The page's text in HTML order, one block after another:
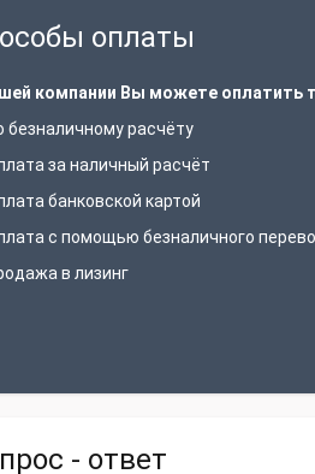
оплаты
компании Вы можете оплатить
безналичному расчёту
за наличный расчёт
банковской картой
с помощью безналичного
в лизинг
- ответ